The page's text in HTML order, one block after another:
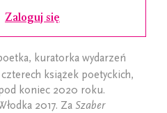
Zaloguj się
kuratorka wydarzeń
książek poetyckich,
koniec 2020 roku.
2017. Za Szaber